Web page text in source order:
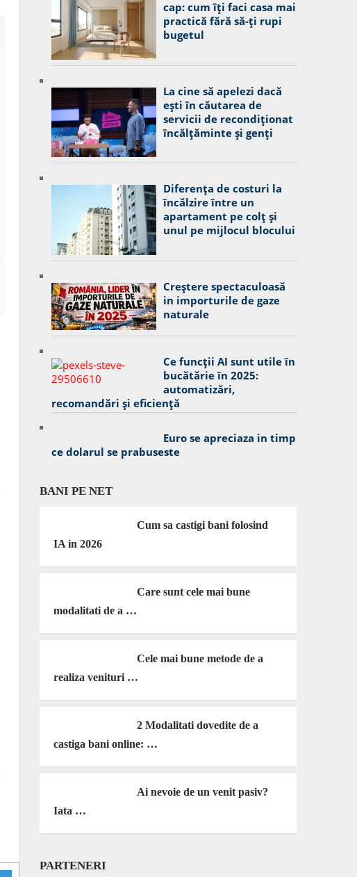
cap: cum îți faci casa mai
practică fără să-ți rupi
bugetul
La cine să apelezi dacă
ești în căutarea de
servicii de recondiționat
încălțăminte și genți
Diferența de costuri la
încălzire între un
apartament pe colț și
unul pe mijlocul blocului
Creștere spectaculoasă
in importurile de gaze
naturale
Ce funcții AI sunt utile în
bucătărie în 2025:
automatizări,
recomandări și eficiență
Euro se apreciaza in timp
ce dolarul se prabuseste
BANI PE NET
Cum sa castigi bani folosind
IA in 2026
Care sunt cele mai bune
modalitati de a …
Cele mai bune metode de a
realiza venituri …
2 Modalitati dovedite de a
castiga bani online: …
Ai nevoie de un venit pasiv?
Iata …
PARTENERI